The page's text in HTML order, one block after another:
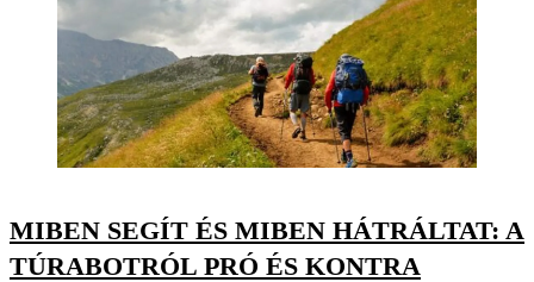
MIBEN SEGÍT ÉS MIBEN HÁTRÁLTAT: A
TÚRABOTRÓL PRÓ ÉS KONTRA